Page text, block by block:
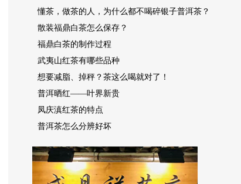
懂茶，做茶的人，为什么都不喝碎银子普洱茶？
散装福鼎白茶怎么保存？
福鼎白茶的制作过程
武夷山红茶有哪些品种
想要减脂、掉秤？茶这么喝就对了！
普洱晒红——叶界新贵
凤庆滇红茶的特点
普洱茶怎么分辨好坏